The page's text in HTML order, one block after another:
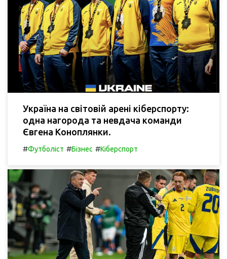
Україна на світовій арені кіберспорту:
одна нагорода та невдача команди
Євгена Коноплянки.
#Футболіст #Бізнес #Кіберспорт